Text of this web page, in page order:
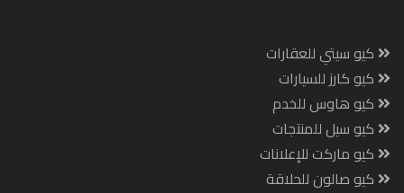
كيو سيتي للعقارات
كيو كارز للسيارات
كيو هاوس للخدم
كيو سيل للمنتجات
كيو ماركت للإعلانات
كيو صالون للحلاقة